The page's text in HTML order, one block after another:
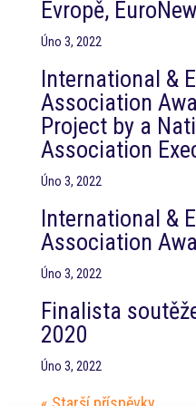
Evropě,
Úno 3, 2022
International &
Association
Project by a
Association
Úno 3, 2022
International &
Association
Úno 3, 2022
Finalista
2020
Úno 3, 2022